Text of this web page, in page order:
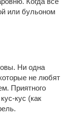
или бульоном
Ни одна
не любят
Приятного
кус (как